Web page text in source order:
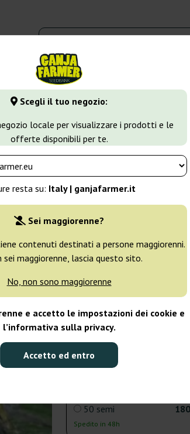
Scegli il tuo negozio:
locale per visualizzare i prodotti e le
offerte disponibili per te.
resta su: Italy | ganjafarmer.it
Sei maggiorenne?
contenuti destinati a persone maggiorenni.
sei maggiorenne, lascia questo sito.
No, non sono maggiorenne
e accetto le impostazioni dei cookie e
l’informativa sulla privacy.
Accetto ed entro
Altro
Big Seedbank
1 seme
Spedito oggi
3 semi
Spedito oggi
5 semi
Spedito oggi
50 semi
Spedito in 48h